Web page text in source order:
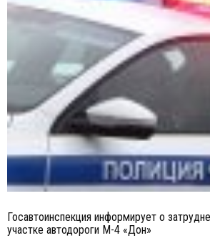
Госавтоинспекция информирует о
участке автодороги М-4 «Дон»